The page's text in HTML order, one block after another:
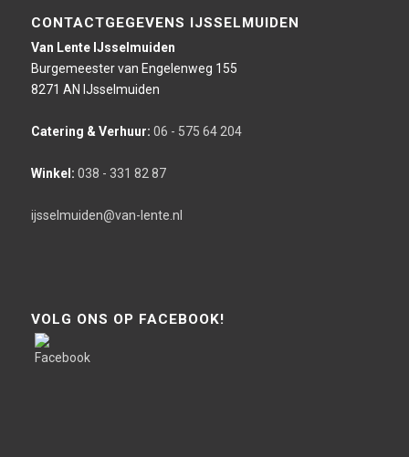
CONTACTGEGEVENS IJSSELMUIDEN
Van Lente IJsselmuiden
Burgemeester van Engelenweg 155
8271 AN IJsselmuiden
Catering & Verhuur: 06 - 575 64 204
Winkel: 038 - 331 82 87
ijsselmuiden@van-lente.nl
VOLG ONS OP FACEBOOK!